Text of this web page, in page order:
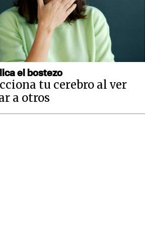
el bostezo
tu cerebro al ver
a otros